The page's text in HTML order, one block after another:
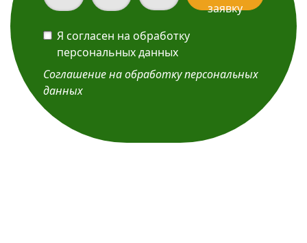
заявку
Я согласен на обработку
персональных данных
Соглашение на обработку персональных
данных